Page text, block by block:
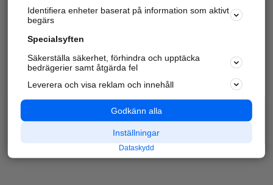
Identifiera enheter baserat på information som aktivt
begärs
Specialsyften
Säkerställa säkerhet, förhindra och upptäcka
bedrägerier samt åtgärda fel
Leverera och visa reklam och innehåll
Godkänn alla
Inställningar
Dataskydd